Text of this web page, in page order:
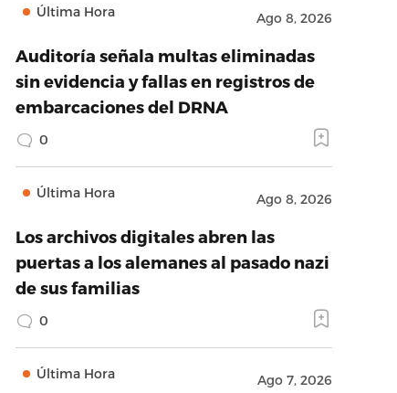
Última Hora Ago 8, 2026
Auditoría señala multas eliminadas
sin evidencia y fallas en registros de
embarcaciones del DRNA
0
Última Hora Ago 8, 2026
Los archivos digitales abren las
puertas a los alemanes al pasado nazi
de sus familias
0
Última Hora Ago 7, 2026